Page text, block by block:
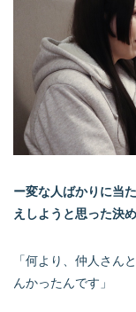
ー変な人ばかりに当
えしようと思った決
「何より、仲人さん
んかったんです」